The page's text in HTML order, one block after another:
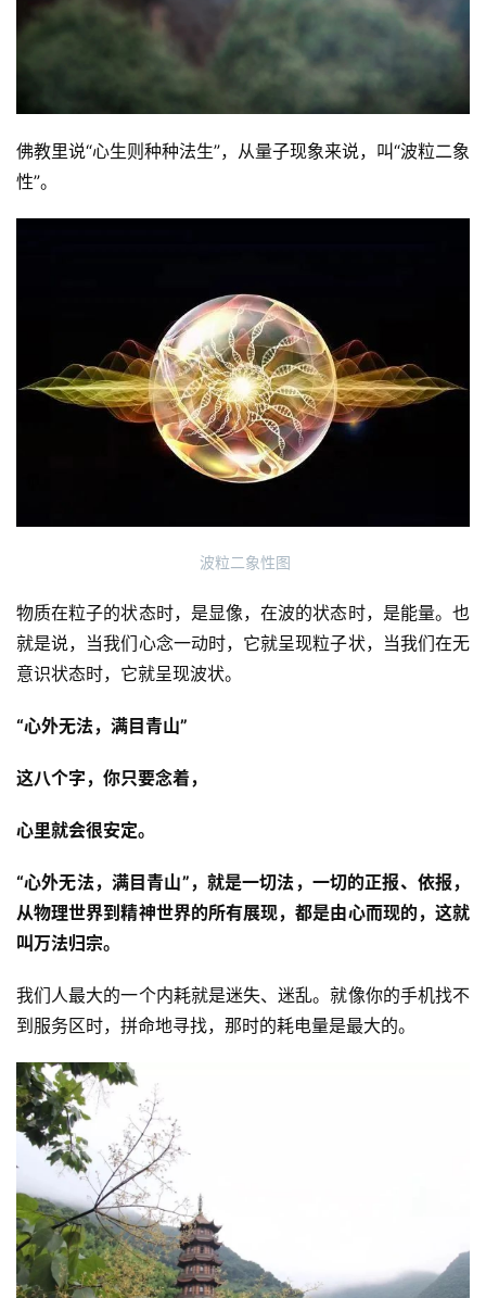
僧
心
乐
菩
题
公
益
慈
善
佛
教
人
物
寺
院
礼
视
频
佛教里说“心生则种种法生”，从量子现象来说，叫“波粒二象
性”。
波粒二象性图
物质在粒子的状态时，是显像，在波的状态时，是能量。也
就是说，当我们心念一动时，它就呈现粒子状，当我们在无
意识状态时，它就呈现波状。
“心外无法，满目青山”
这八个字，你只要念着，
心里就会很安定。
“心外无法，满目青山”，就是一切法，一切的正报、依报，
从物理世界到精神世界的所有展现，都是由心而现的，这就
叫万法归宗。
我们人最大的一个内耗就是迷失、迷乱。就像你的手机找不
到服务区时，拼命地寻找，那时的耗电量是最大的。